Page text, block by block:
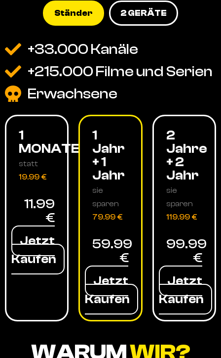
Ständer 2 GERÄTE
+33.000 Kanäle
+215.000 Filme und Serien
Erwachsene
1
MONATE
statt
19.99 €
11.99
€
Jetzt
Kaufen
1
Jahr
+ 1
Jahr
sie
sparen
79.99 €
59.99
€
Jetzt
Kaufen
2
Jahre
+ 2
Jahr
sie
sparen
119.99 €
99.99
€
Jetzt
Kaufen
WARUMWIR?